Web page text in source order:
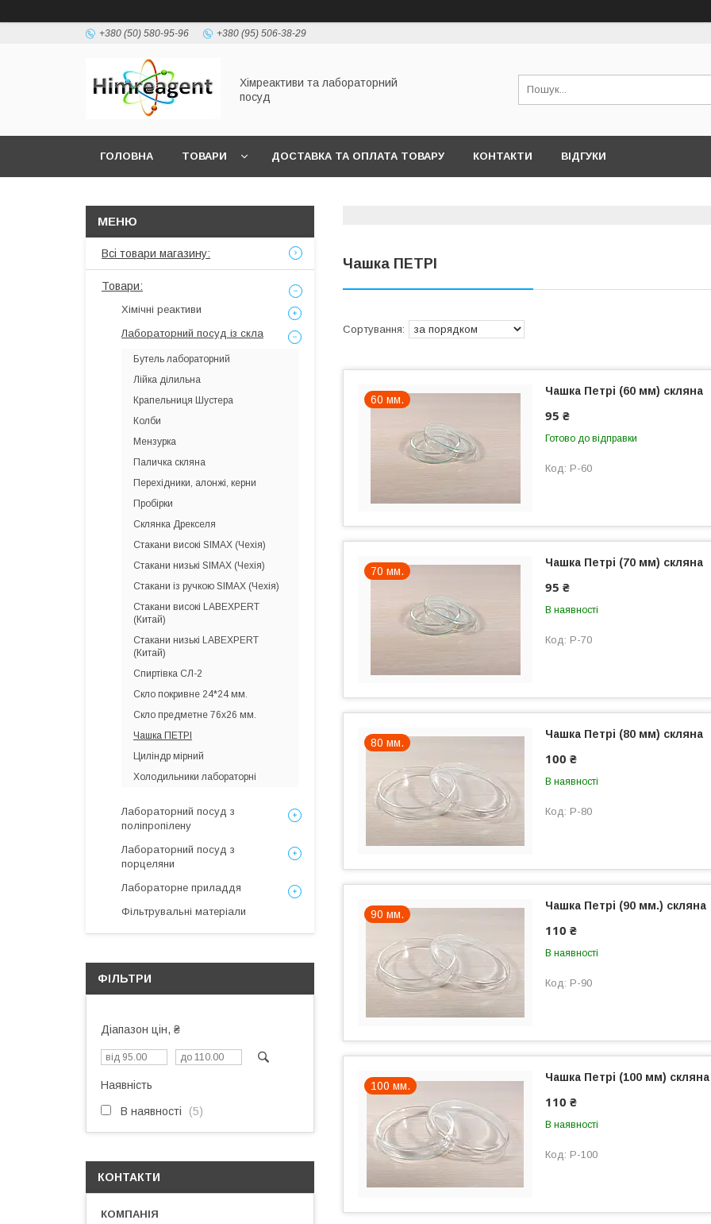
+380 (50) 580-95-96 +380 (95) 506-38-29
Хімреактиви та лабораторний
посуд
ГОЛОВНА ТОВАРИ ДОСТАВКА ТА ОПЛАТА ТОВАРУ КОНТАКТИ ВІДГУКИ
Чашка ПЕТРІ
60 мм.
Чашка Петрі (60 мм) скляна
95 ₴
Готово до відправки
P-60
70 мм.
Чашка Петрі (70 мм) скляна
95 ₴
В наявності
P-70
80 мм.
Чашка Петрі (80 мм) скляна
100 ₴
В наявності
P-80
90 мм.
Чашка Петрі (90 мм.) скляна
110 ₴
В наявності
P-90
100 мм.
Чашка Петрі (100 мм) скляна
110 ₴
В наявності
P-100
Всі товари магазину:
Товари:
Хімічні реактиви
Лабораторний посуд із скла
Бутель лабораторний
Лійка ділильна
Крапельниця Шустера
Колби
Мензурка
Паличка скляна
Перехідники, алонжі, керни
Пробірки
Склянка Дрекселя
Стакани високі SIMAX (Чехія)
Стакани низькі SIMAX (Чехія)
Стакани із ручкою SIMAX (Чехія)
Стакани високі LABEXPERT
(Китай)
Стакани низькі LABEXPERT
(Китай)
Спиртівка СЛ-2
Скло покривне 24*24 мм.
Скло предметне 76х26 мм.
Чашка ПЕТРІ
Циліндр мірний
Холодильники лабораторні
Лабораторний посуд з
поліпропілену
Лабораторний посуд з
порцеляни
Лабораторне приладдя
Фільтрувальні матеріали
ФІЛЬТРИ
Діапазон цін, ₴
Наявність
В наявності 5
КОНТАКТИ